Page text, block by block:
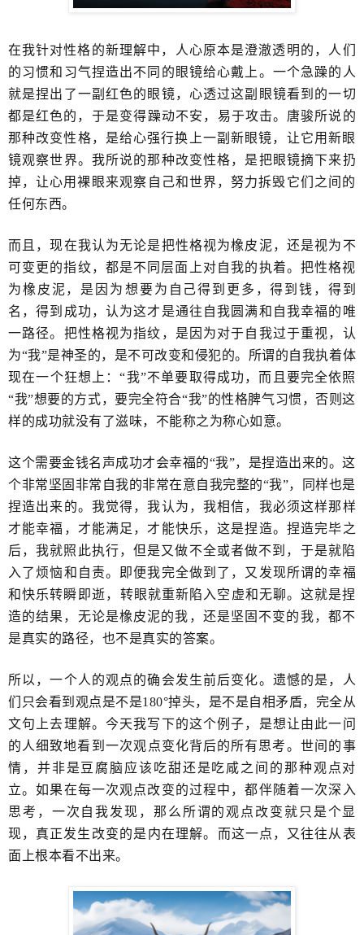
在我针对性格的新理解中，​人心原本是澄澈透明的，​人们
的习惯和习气捏造出不同的眼镜给心戴上。一个急躁的人
就是捏出了一副红色的眼镜，心透过这副眼镜看到的一切
都是红色的，​于是变得躁动不安，​易于攻击。唐骏所说的
那种改变性格，是给心强行换上一副新眼镜，​让它用新眼
镜观察世界。我所说的那种改变性格，是把眼镜摘下来扔
掉，让心用裸眼来​观察自己和世界，努力拆毁它们之间的​
任何东西。
而且，现在我认为无论是把性格视为橡皮泥，还是视为不
可变更的指纹，都是不同层面上对自我的​执着。把性格视
为橡皮泥，是因为​想要为自己得到更多，得到钱，得到
名，得到成功，认为这才是通往自我圆满和自我幸福的唯
一路径。把性格视为指纹，是因为对于自我过于重视，认
为“我”是神圣的，是不可改变和侵犯的。​所谓的自我执着体
现在一个狂想上：“我”不单要取得成功，而且要完全依照
“我”想要的方式，要完全符合“我”的性格脾气习惯，否则这
样的成功就没有了滋味，不能称之为称心如意。
这个需要金钱名声成功才会幸福的“我”​，是捏造出来的。这
个非常坚固非常自我的非常在意自我完整的“我”，同样也是
捏造出来的。我觉得，我认为，我相信，我必须这样那样
才能幸福，才能满足，才能快乐，这是捏造。捏造完毕之
后，我就照此执行，但是又做不全或者做不到，​于是就陷
入了烦恼和自责。即便我完全做到了，又发现所谓的幸福
和快乐转瞬即逝，​转眼就重新陷入空虚和无聊。这就是捏
造的结果，无论是橡皮泥的我，还是坚固不变的我，​都不
是真实的​路径，也不是真实的答案。
所以，一个人的观点的确会发生前后变化。遗憾的是，人
们只会看到观点是不是180°掉头，​是不是自相矛盾，完全从
文句上去理解。今天我写下的这个例子，是想让由此一问
的人细致地看到​一次观点变化背后的所有思考。​世间的事
情，并非是豆腐脑应该吃甜还是吃咸之间的那种观点对
立。如果在每一次观点改变的过程中，都伴随着一次深入
思考，一次自我发现，那么所谓的观点改变就只是个显
现，真正发生改变的​是内在理解。​而这一点，又往往从表
面上根本看不出来。